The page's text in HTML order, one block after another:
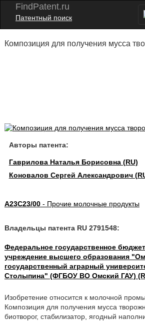
FindPatent.ru
Патентный поиск
Композиция для получения мусса
Авторы патента:
Гаврилова Наталья Борисовна (RU)
Коновалов Сергей Александрович
A23C23/00- Прочие молочные продукты
Владельцы патента RU 2791548:
Федеральное государственное
учреждение высшего образования
государственный аграрный
Столыпина" (ФГБОУ ВО Омский ГАУ)
Изобретение относится к молочной
Композиция для получения мусса
биотворог, стабилизатор, ягодный